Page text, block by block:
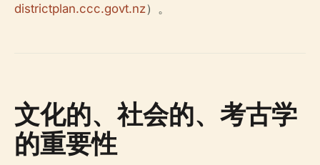
districtplan.ccc.govt.nz）。
文化的、社会的、考古学
的重要性